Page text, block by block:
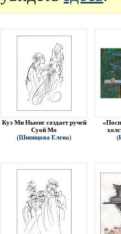
Куэ Ми Ныонг создает ручей
Суой Мо
(Шипицова Елена)
(